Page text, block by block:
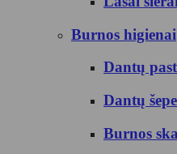
Burnos higienai
Dantų
Dantų
Burnos